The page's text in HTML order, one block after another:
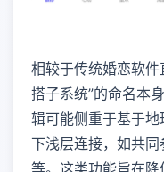
相较于传统婚恋软件
搭子系统”的命名本
辑可能侧重于基于
下浅层连接，如共
等。这类功能旨在